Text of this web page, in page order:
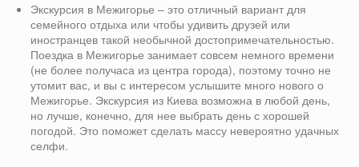
Экскурсия в Межигорье – это отличный вариант для
семейного отдыха или чтобы удивить друзей или
иностранцев такой необычной достопримечательностью.
Поездка в Межигорье занимает совсем немного времени
(не более получаса из центра города), поэтому точно не
утомит вас, и вы с интересом услышите много нового о
Межигорье. Экскурсия из Киева возможна в любой день,
но лучше, конечно, для нее выбрать день с хорошей
погодой. Это поможет сделать массу невероятно удачных
селфи.